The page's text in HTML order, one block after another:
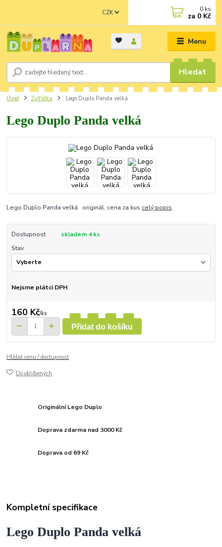
Menu
CZK
Hledat
0 ks
za 0 Kč
Úvod Zvířátka Lego Duplo Panda velká
Lego Duplo Panda velká
Lego Duplo Panda velká originál, cena za kus celý popis
Dostupnost
skladem 4 ks
Stav
Nejsme plátci DPH
160 Kč/ks
Přidat do košíku
Hlídat cenu / dostupnost
Do oblíbených
Originální Lego Duplo
Doprava zdarma nad 3000 Kč
Doprava od 69 Kč
Kompletní specifikace
Lego Duplo Panda velká